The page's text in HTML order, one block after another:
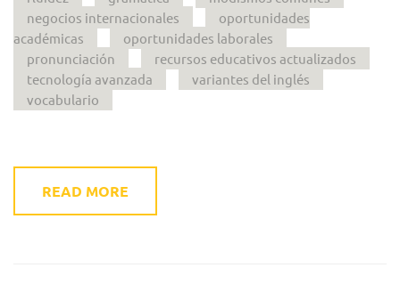
negocios internacionales
oportunidades
académicas
oportunidades laborales
pronunciación
recursos educativos actualizados
tecnología avanzada
variantes del inglés
vocabulario
READ MORE